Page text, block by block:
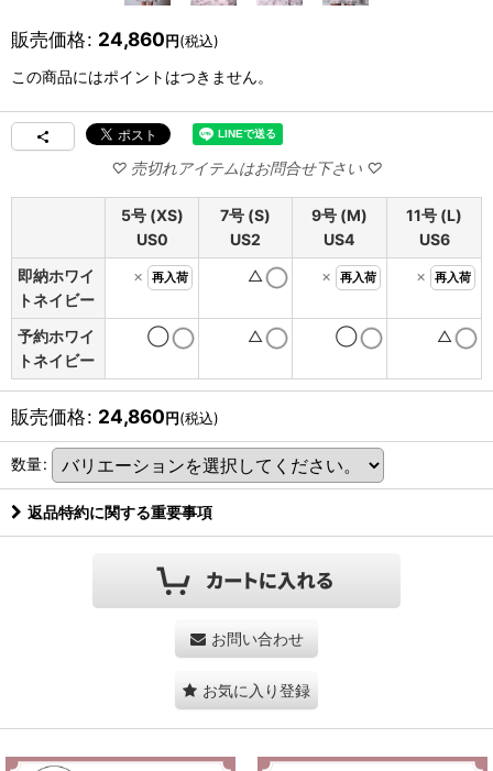
販売価格: 24,860円(税込)
この商品にはポイントはつきません。
5号 (XS)
US0
7号 (S)
US2
9号 (M)
US4
11号 (L)
US6
即納ホワイ
トネイビー
× 再入荷 △ × 再入荷 × 再入荷
予約ホワイ
トネイビー
◯ △ ◯ △
販売価格: 24,860円(税込)
数量:
返品特約に関する重要事項
お問い合わせ
お気に入り登録